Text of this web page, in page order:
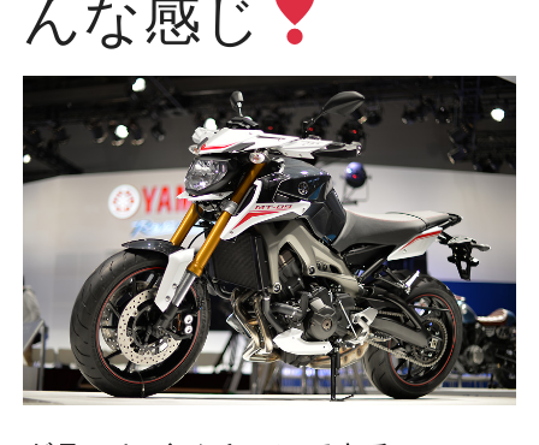
んな感じ